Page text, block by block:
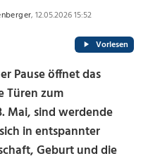
, 12.05.2026 15:52
Vorlesen
Pause öffnet das
Türen zum
Mai, sind werdende
in entspannter
Geburt und die